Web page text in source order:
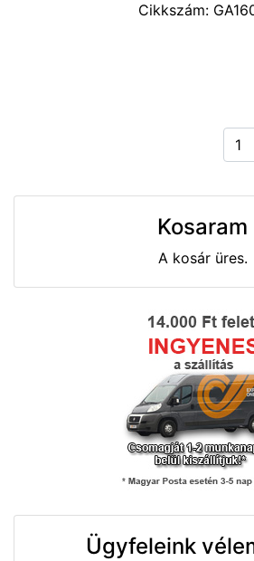
Cikkszám:
Kosaram
A kosár üres.
Ügyfeleink